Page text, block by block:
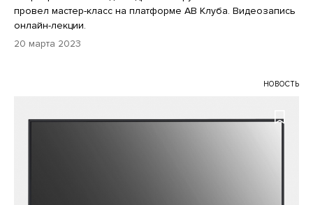
провел мастер-класс на платформе АВ Клуба. Видеозапись
онлайн-лекции.
20 марта 2023
НОВОСТЬ